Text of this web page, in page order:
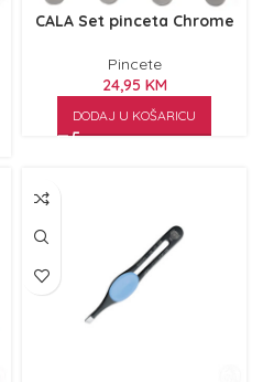
CALA Set pinceta Chrome
Pincete
24,95 KM
DODAJ U KOŠARICU